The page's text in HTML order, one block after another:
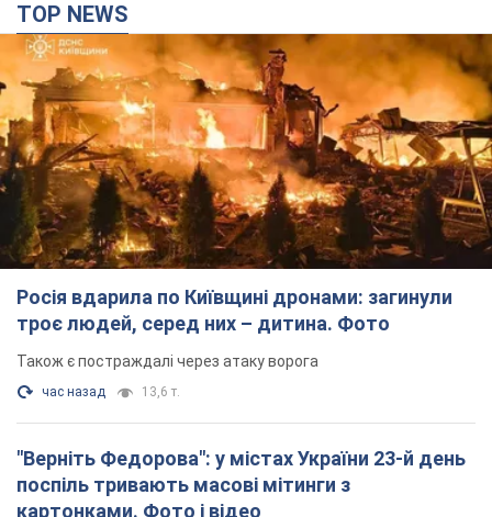
TOP NEWS
Росія вдарила по Київщині дронами: загинули
троє людей, серед них – дитина. Фото
Також є постраждалі через атаку ворога
час назад 13,6 т.
"Верніть Федорова": у містах України 23-й день
поспіль тривають масові мітинги з
картонками. Фото і відео